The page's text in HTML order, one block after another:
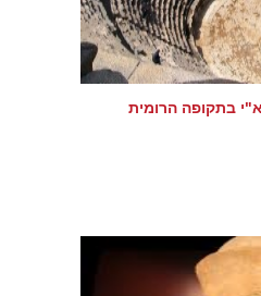
בתקופה הרומית